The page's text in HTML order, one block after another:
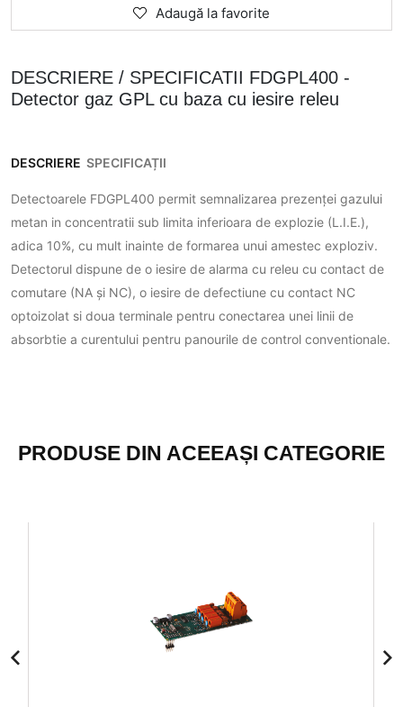
Adaugă la favorite
DESCRIERE / SPECIFICATII FDGPL400 -
Detector gaz GPL cu baza cu iesire releu
DESCRIERE SPECIFICAȚII
Detectoarele FDGPL400 permit semnalizarea prezenței gazului
metan in concentratii sub limita inferioara de explozie (L.I.E.),
adica 10%, cu mult inainte de formarea unui amestec exploziv.
Detectorul dispune de o iesire de alarma cu releu cu contact de
comutare (NA și NC), o iesire de defectiune cu contact NC
optoizolat si doua terminale pentru conectarea unei linii de
absorbtie a curentului pentru panourile de control conventionale.
PRODUSE DIN ACEEAȘI CATEGORIE